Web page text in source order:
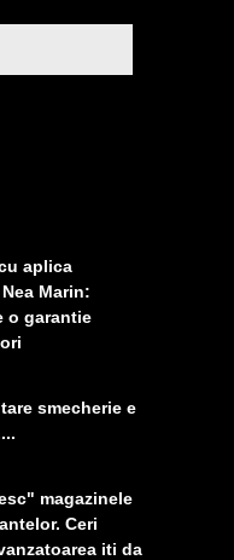
aplica
Marin:
o garantie
smecherie e
magazinele
Ceri
iti da